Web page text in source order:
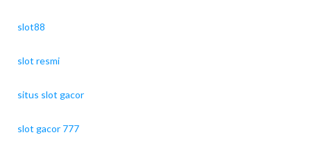
slot88
slot resmi
situs slot gacor
slot gacor 777